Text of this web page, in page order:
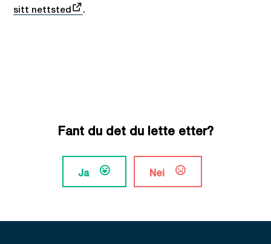
sitt nettsted
.
Fant du det du lette etter?
Ja Nei